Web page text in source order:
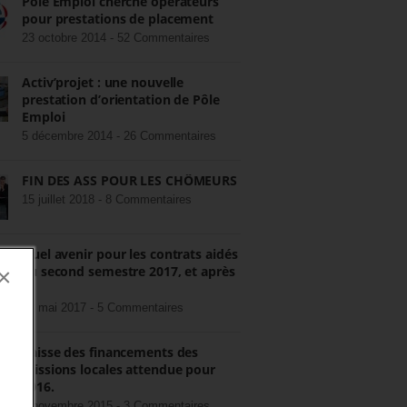
pour prestations de placement
23 octobre 2014 - 52 Commentaires
Activ’projet : une nouvelle
prestation d’orientation de Pôle
Emploi
5 décembre 2014 - 26 Commentaires
FIN DES ASS POUR LES CHÔMEURS
15 juillet 2018 - 8 Commentaires
Quel avenir pour les contrats aidés
au second semestre 2017, et après
22 mai 2017 - 5 Commentaires
Baisse des financements des
missions locales attendue pour
2016.